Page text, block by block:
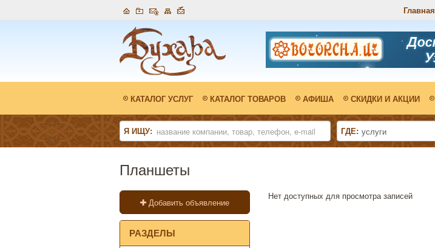
Главная
КАТАЛОГ УСЛУГ КАТАЛОГ ТОВАРОВ АФИША СКИДКИ И АКЦИИ
Я ИЩУ: ГДЕ:
Планшеты
Добавить объявление
РАЗДЕЛЫ
Нет доступных для просмотра записей